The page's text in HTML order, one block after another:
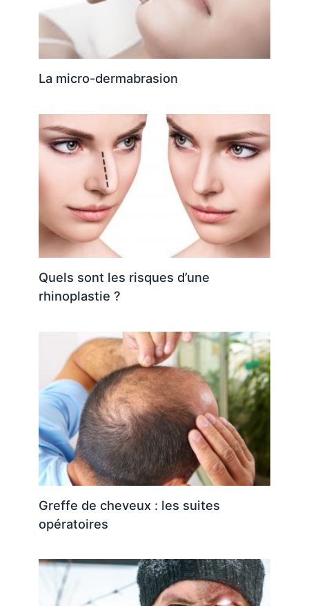
La micro-dermabrasion
Quels sont les risques d’une
rhinoplastie ?
Greffe de cheveux : les suites
opératoires